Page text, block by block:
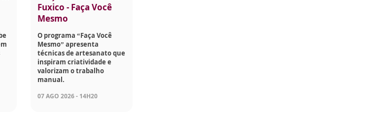
Fuxico - Faça Você
Mesmo
O programa “Faça Você
Mesmo” apresenta
técnicas de artesanato que
inspiram criatividade e
valorizam o trabalho
manual.
07 AGO 2026 - 14H20